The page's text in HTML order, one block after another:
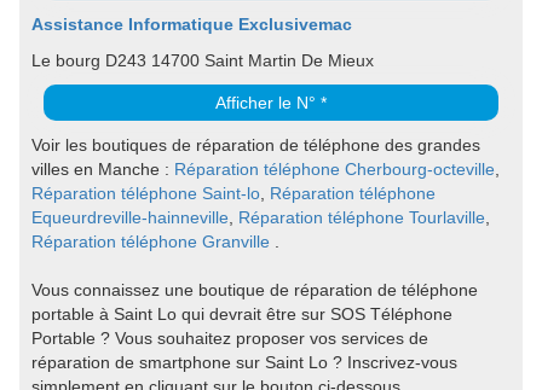
Assistance Informatique Exclusivemac
Le bourg D243 14700 Saint Martin De Mieux
Afficher le N° *
Voir les boutiques de réparation de téléphone des grandes
villes en Manche : Réparation téléphone Cherbourg-octeville
Réparation téléphone Saint-lo Réparation téléphone
Equeurdreville-hainneville
Réparation téléphone Tourlaville
Réparation téléphone Granville
Vous connaissez une boutique de réparation de téléphone
portable à Saint Lo qui devrait être sur SOS Téléphone
Portable ? Vous souhaitez proposer vos services de
réparation de smartphone sur Saint Lo ? Inscrivez-vous